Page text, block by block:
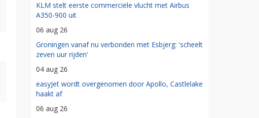
KLM stelt eerste commerciële vlucht met Airbus
A350-900 uit
06 aug 26
Groningen vanaf nu verbonden met Esbjerg: 'scheelt
zeven uur rijden'
04 aug 26
easyJet wordt overgenomen door Apollo, Castlelake
haakt af
06 aug 26